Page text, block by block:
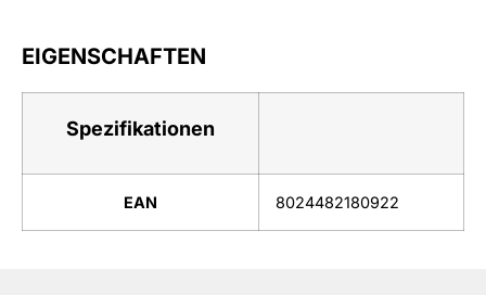
EIGENSCHAFTEN
Spezifikationen
EAN 8024482180922